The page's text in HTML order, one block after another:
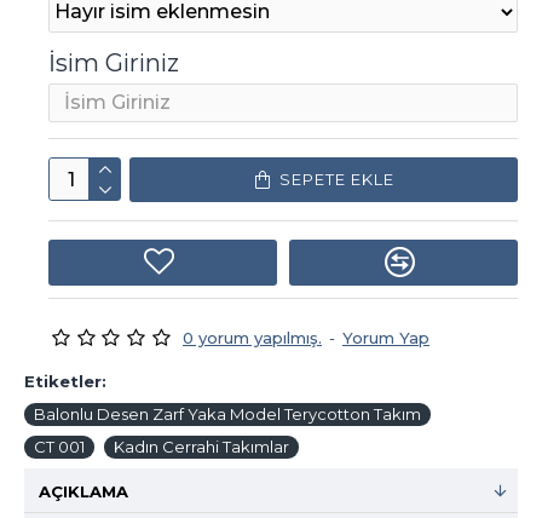
0 yorum yapılmış. - Yorum Yap
İsim Giriniz
SEPETE EKLE
Etiketler:
Balonlu Desen Zarf Yaka Model Terycotton Takım
CT 001
Kadın Cerrahi Takımlar
AÇIKLAMA